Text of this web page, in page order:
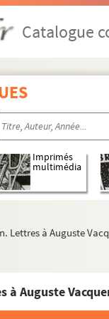
Catalogue
Imprimés
multimédia
Lettres à Auguste
à Auguste